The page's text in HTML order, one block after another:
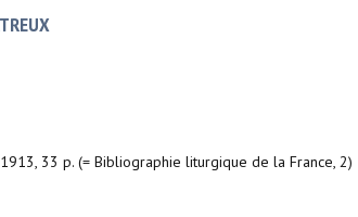
33 p. (= Bibliographie liturgique de la France, 2)